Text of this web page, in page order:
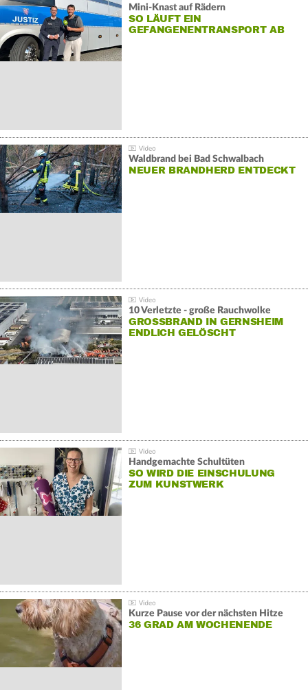
Mini-Knast auf Rädern
SO LÄUFT EIN
GEFANGENENTRANSPORT AB
Waldbrand bei Bad Schwalbach
NEUER BRANDHERD ENTDECKT
10 Verletzte - große Rauchwolke
GROSSBRAND IN GERNSHEIM E
NDLICH GELÖSCHT
Handgemachte Schultüten
SO WIRD DIE EINSCHULUNG
ZUM KUNSTWERK
Kurze Pause vor der nächsten Hitze
36 GRAD AM WOCHENENDE